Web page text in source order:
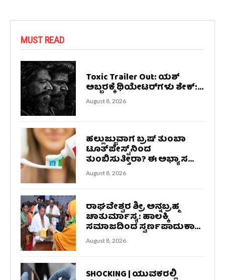
MUST READ
Toxic Trailer Out: ಯಶ್‌
ಅಬ್ಬರಕ್ಕೆ ಥಿಯೇಟರ್‌ಗಳು ಶೇಕ್‌:...
August 8, 2026
ಹಲ್ಲುಜ್ಜುವಾಗ ಬ್ರಷ್‌ ತುಂಬಾ
ಟೂತ್‌ಪೇಸ್ಟ್‌ನಿಂದ
ತುಂಬಿಸುತ್ತೀರಾ? ಈ ಅಭ್ಯಾಸ...
August 8, 2026
ರಾಘವೇಶ್ವರ ಶ್ರೀ ಅನ್ನಬ್ರಹ್ಮ
ಚಾತುರ್ಮಾಸ್ಯ: ಹಾಲಕ್ಕಿ
ಸಮಾಜದಿಂದ ಸ್ವರ್ಣಪಾದುಕಾ...
August 8, 2026
SHOCKING | ಯುವಕರಲ್ಲಿ